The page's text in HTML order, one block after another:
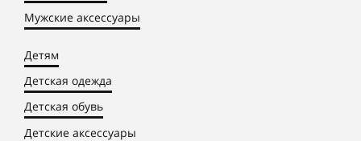
Мужские аксессуары
Детям
Детская одежда
Детская обувь
Детские аксессуары